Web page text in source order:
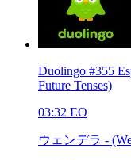
Duolingo #355
Future Tenses)
03:32 EO
ウェンデラ -